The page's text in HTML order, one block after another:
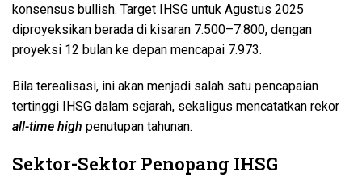
konsensus bullish. Target IHSG untuk Agustus 2025
diproyeksikan berada di kisaran 7.500–7.800, dengan
proyeksi 12 bulan ke depan mencapai 7.973.
Bila terealisasi, ini akan menjadi salah satu pencapaian
tertinggi IHSG dalam sejarah, sekaligus mencatatkan rekor
all-time high penutupan tahunan.
Sektor-Sektor Penopang IHSG